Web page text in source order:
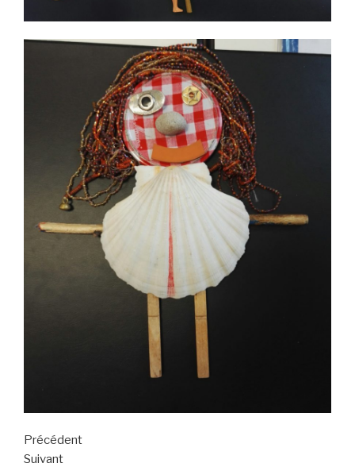
Précédent
Suivant